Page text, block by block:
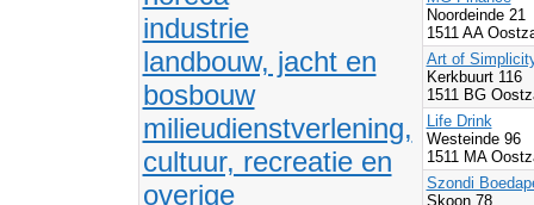
industrie
landbouw, jacht en
bosbouw
milieudienstverlening,
cultuur, recreatie en
overige
Noordeinde 21
1511 AA
Art of
Kerkbuurt 116
1511 BG
Life Drink
Westeinde 96
1511 MA
Szondi
Skoon 78